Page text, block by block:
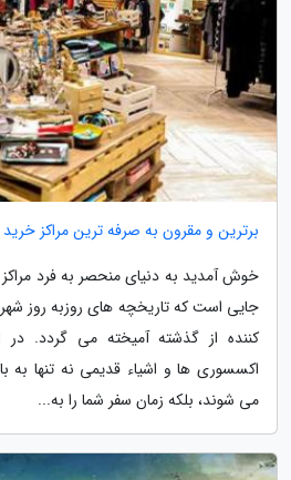
برترین و مقرون به صرفه ترین مراکز
خوش آمدید به دنیای منحصر به فرد
جایی است که تاریخچه های روزبه روز
کننده از گذشته آمیخته می گردد. در
اکسسوری ها و اشیاء قدیمی نه تنها به
می شوند، بلکه زمان سفر شما را به...